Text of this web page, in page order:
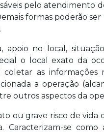
pelo atendimento
formas poderão
apoio no local,
o local exato da
as informações
a operação
outros aspectos da
ou grave risco de vida
se